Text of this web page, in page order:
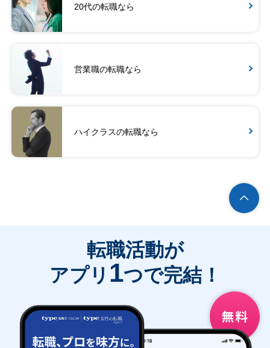
20代の転職なら
営業職の転職なら
ハイクラスの転職なら
転職活動が
アプリ 1つで完結！